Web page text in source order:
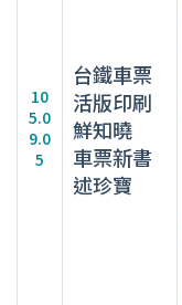
10
5.0
9.0
5
台鐵車票
活版印刷
鮮知曉
車票新書
述珍寶